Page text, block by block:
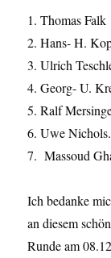
1. Thomas
2. Hans- H.
3. Ulrich
4. Georg- U.
5. Ralf
6. Uwe
7. Massoud
Ich bedanke
an diesem
Runde am